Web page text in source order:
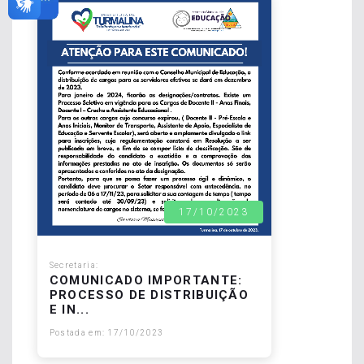
17/10/2023
Secretaria:
COMUNICADO IMPORTANTE:
PROCESSO DE DISTRIBUIÇÃO
E IN...
Postada em: 17/10/2023